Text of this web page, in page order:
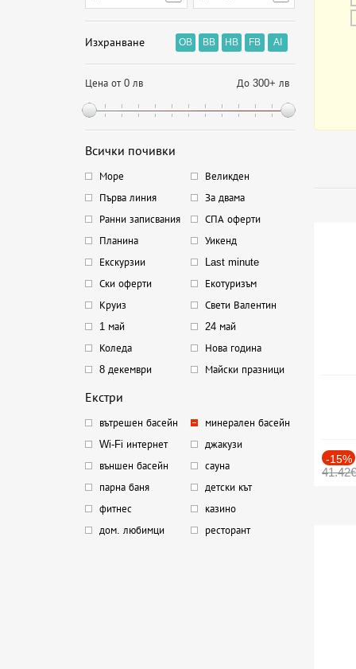
Изхранване OB BB HB FB AI
Цена от 0 лв До 300+ лв
Всички почивки
Море
Великден
Първа линия
За двама
Ранни записвания
СПА оферти
Планина
Уикенд
Екскурзии
Last minute
Ски оферти
Екотуризъм
Круиз
Свети Валентин
1 май
24 май
Коледа
Нова година
8 декември
Майски празници
Екстри
вътрешен басейн
минерален басейн
Wi-Fi интернет
джакузи
външен басейн
сауна
парна баня
детски кът
фитнес
казино
дом. любимци
ресторант
-15%
41.42€